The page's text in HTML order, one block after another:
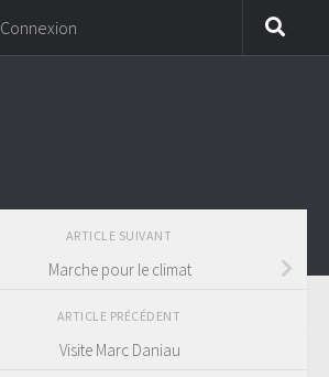
Connexion
ARTICLE SUIVANT
Marche pour le climat
ARTICLE PRÉCÉDENT
Visite Marc Daniau